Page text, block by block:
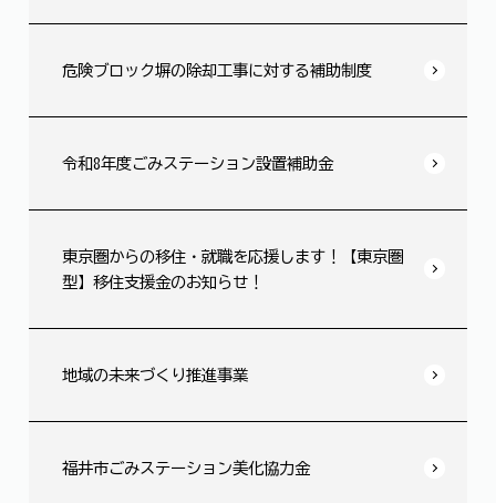
危険ブロック塀の除却工事に対する補助制度
令和8年度ごみステーション設置補助金
東京圏からの移住・就職を応援します！【東京圏
型】移住支援金のお知らせ！
地域の未来づくり推進事業
福井市ごみステーション美化協力金